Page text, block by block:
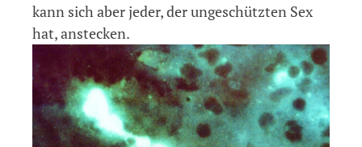
kann sich aber jeder, der ungeschützten Sex
hat, anstecken.